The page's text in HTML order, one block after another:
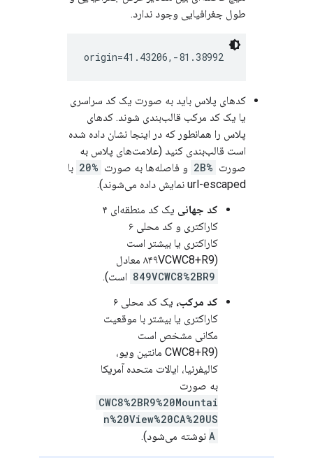
طول جغرافیایی وجود ندارد.
کدهای پلاس باید به صورت یک کد سراسری
یا یک کد مرکب قالب‌بندی شوند. کدهای
پلاس را همانطور که در اینجا نشان داده شده
است قالب‌بندی کنید (علامت‌های پلاس به
صورت %2B و فاصله‌ها به صورت %20
با
url-escaped نمایش داده می‌شوند).
کد جهانی
یک کد منطقه‌ای ۴
کاراکتری و کد محلی ۶
کاراکتری یا بیشتر است
(۸۴۹VCWC8+R9 معادل
849VCWC8%2BR9 است).
کد مرکب،
یک کد محلی ۶
کاراکتری یا بیشتر با موقعیت
مکانی مشخص است
(CWC8+R9 مانتین ویو،
کالیفرنیا، ایالات متحده آمریکا
به صورت
CWC8%2BR9%20Mountai
n%20View%20CA%20US
A نوشته می‌شود).